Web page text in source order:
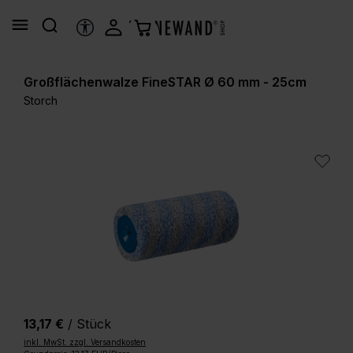
springen
HILFSTOOLS
Großflächenwalze FineSTAR Ø 60 mm - 25cm
Storch
13,17 € / Stück
inkl. MwSt. zzgl. Versandkosten